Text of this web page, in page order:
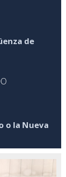
de
o la Nueva